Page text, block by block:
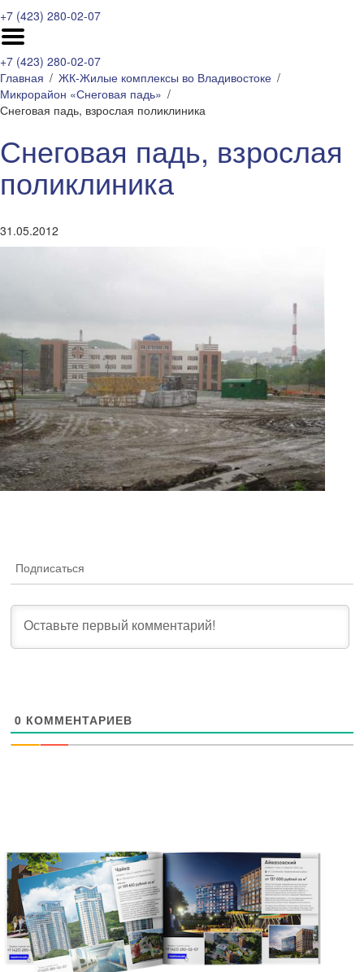
+7 (423) 280-02-07
+7 (423) 280-02-07
Главная
ЖК-Жилые комплексы во Владивостоке
Микрорайон «Снеговая падь»
Снеговая падь, взрослая поликлиника
Снеговая падь, взрослая
поликлиника
31.05.2012
Подписаться
0 КОММЕНТАРИЕВ